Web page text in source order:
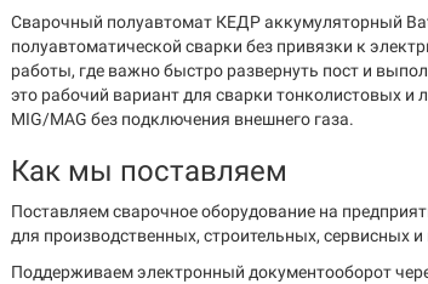
Сварочный полуавтомат КЕДР аккумуляторный
полуавтоматической сварки без привязки к
работы, где важно быстро развернуть пост и
это рабочий вариант для сварки тонколистовых
MIG/MAG без подключения внешнего газа.
Как мы поставляем
Поставляем сварочное оборудование на
для производственных, строительных, сервисных
Поддерживаем электронный документооборот